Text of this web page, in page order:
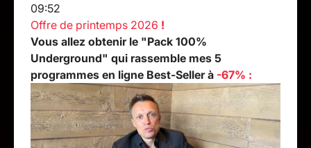
09:51
Offre de printemps 2026 !
Vous allez obtenir le "Pack 100%
Underground" qui rassemble mes 5
programmes en ligne Best-Seller à -67% :